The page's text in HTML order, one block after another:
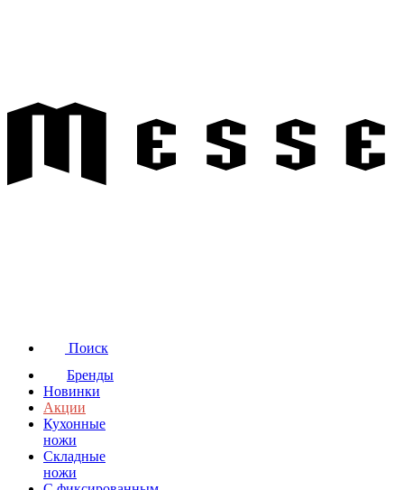
Поиск
Бренды
Новинки
Акции
Кухонные
ножи
Складные
ножи